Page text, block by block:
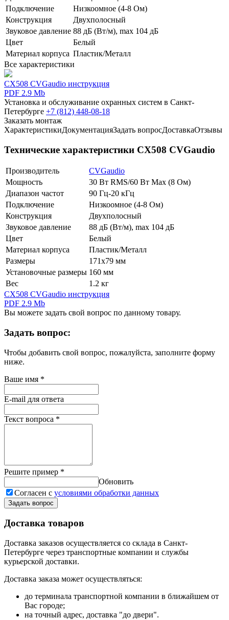
Подключение
Низкоомное (4-8 Ом)
Конструкция
Двухполосный
Звуковое давление 88 дБ (Вт/м), max 104 дБ
Цвет
Белый
Материал корпуса Пластик/Металл
Все характеристики
CX508 CVGaudio инструкция
PDF 2.9 Mb
Установка и обслуживание охранных систем в Санкт-
Петербурге +7 (812) 448-08-18
Заказать монтаж
ХарактеристикиДокументацияЗадать вопросДоставкаОтзывы
Технические характеристики CX508 CVGaudio
Производитель
CVGaudio
Мощность
30 Вт RMS/60 Вт Max (8 Ом)
Диапазон частот
90 Гц-20 кГц
Подключение
Низкоомное (4-8 Ом)
Конструкция
Двухполосный
Звуковое давление
88 дБ (Вт/м), max 104 дБ
Цвет
Белый
Материал корпуса
Пластик/Металл
Размеры
171х79 мм
Установочные размеры 160 мм
Вес
1.2 кг
CX508 CVGaudio инструкция
PDF 2.9 Mb
Вы можете задать свой вопрос по данному товару.
Задать вопрос:
Чтобы добавить свой вопрос, пожалуйста, заполните форму
ниже.
Ваше имя *
E-mail для ответа
Текст вопроса *
Решите пример *
Обновить
Согласен с условиями обработки данных
Задать вопрос
Доставка товаров
Доставка заказов осуществляется со склада в Санкт-
Петербурге через транспортные компании и службы
курьерской доставки.
Доставка заказа может осуществляться:
до терминала транспортной компании в ближайшем от
Вас городе;
на точный адрес, доставка "до двери".